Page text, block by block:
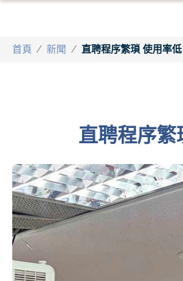
首頁 / 新聞 / 直聘程序繁瑣 使用率
直聘程序